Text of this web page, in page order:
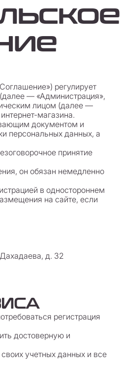
регулирует
— «Администрация»,
лицом (далее —
магазина.
документом и
персональных данных, а
принятие
он обязан немедленно
в одностороннем
на сайте, если
д. 32
регистрация
достоверную и
учетных данных и все